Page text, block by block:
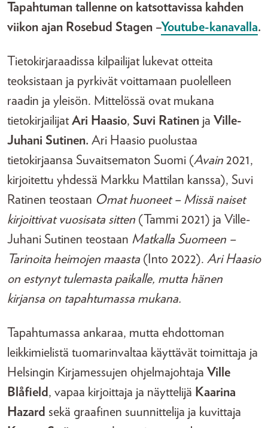
Tapahtuman tallenne on katsottavissa kahden
viikon ajan Rosebud Stagen –Youtube-kanavalla.
Tietokirjaraadissa kilpailijat lukevat otteita
teoksistaan ja pyrkivät voittamaan puolelleen
raadin ja yleisön. Mittelössä ovat mukana
tietokirjailijatAri Haasio, Suvi Ratinen ja Ville-
Juhani Sutinen. Ari Haasio puolustaa
tietokirjaansa Suvaitsematon Suomi (Avain 2021,
kirjoitettu yhdessä Markku Mattilan kanssa), Suvi
Ratinen teostaan Omat huoneet – Missä naiset
kirjoittivat vuosisata sitten (Tammi 2021) ja Ville-
Juhani Sutinen teostaan Matkalla Suomeen –
Tarinoita heimojen maasta (Into 2022). Ari Haasio
on estynyt tulemasta paikalle, mutta hänen
kirjansa on tapahtumassa mukana.
Tapahtumassa ankaraa, mutta ehdottoman
leikkimielistä tuomarinvaltaa käyttävät toimittaja ja
Helsingin Kirjamessujen ohjelmajohtaja Ville
Blåfield , vapaa kirjoittaja ja näyttelijä Kaarina
Hazard sekä graafinen suunnittelija ja kuvittaja